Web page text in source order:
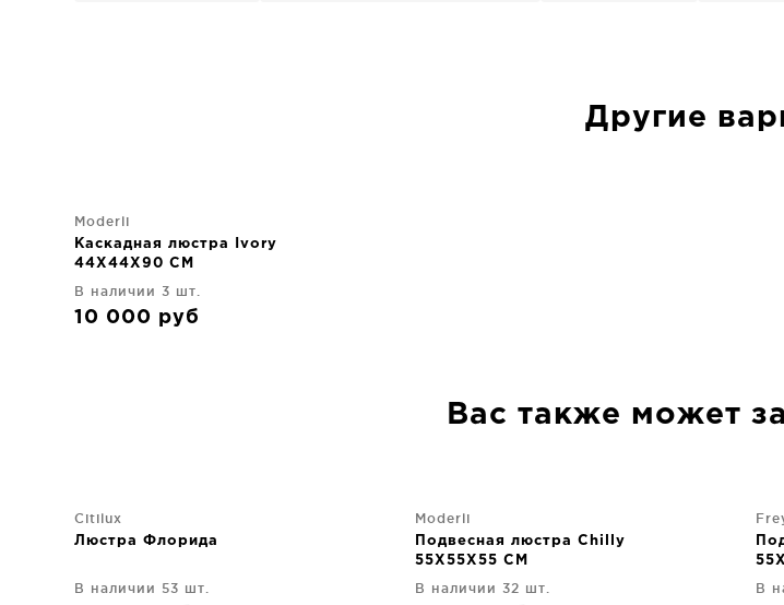
Другие
Moderli
Каскадная люстра Ivory
44X44X90 CM
В наличии 3 шт.
10 000 руб
Вас также может
Citilux
Люстра Флорида
В наличии 53 шт.
Moderli
Подвесная люстра Chilly
55X55X55 CM
В наличии 32 шт. В